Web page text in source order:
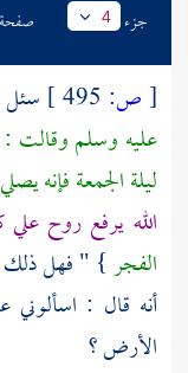
جزء 4 صفحة
[ص:
عليه وسلم وقالت :
ليلة الجمعة فإنه
الله يرفع روحعلي
الفجر} " فهل
أنه قال :
الأرض ؟